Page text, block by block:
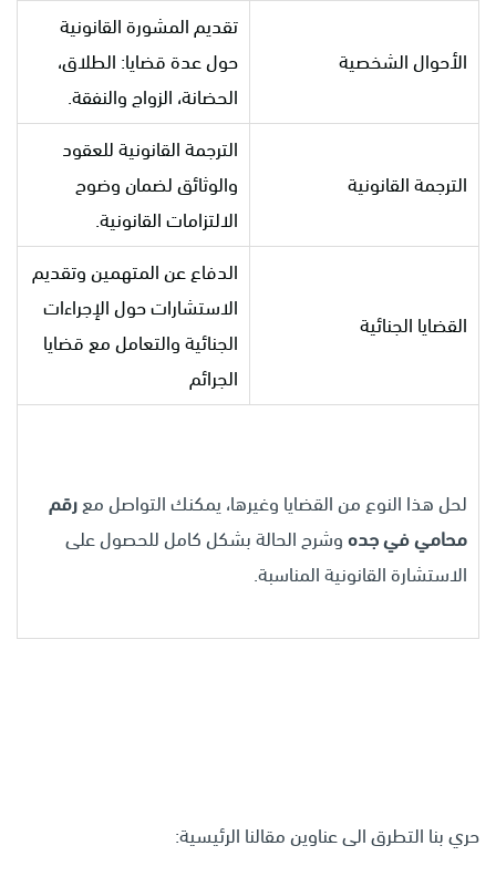
الأحوال الشخصية
تقديم المشورة القانونية
حول عدة قضايا: الطلاق،
الحضانة، الزواج والنفقة.
الترجمة القانونية
الترجمة القانونية للعقود
والوثائق لضمان وضوح
الالتزامات القانونية.
القضايا الجنائية
الدفاع عن المتهمين وتقديم
الاستشارات حول الإجراءات
الجنائية والتعامل مع قضايا
الجرائم
لحل هذا النوع من القضايا وغيرها، يمكنك التواصل معرقم
محامي في جدهوشرح الحالة بشكل كامل للحصول على
الاستشارة القانونية المناسبة.
حري بنا التطرق الى عناوين مقالنا الرئيسية: